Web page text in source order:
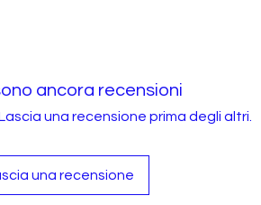
ancora recensioni
una recensione prima degli altri.
una recensione